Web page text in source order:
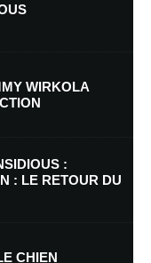
WIRKOLA
:
: LE RETOUR DU
CHIEN